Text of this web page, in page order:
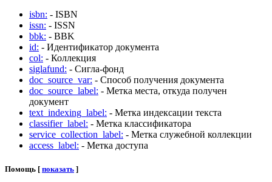
isbn: - ISBN
issn: - ISSN
bbk: - BBK
id: - Идентификатор документа
col: - Коллекция
siglafund: - Сигла-фонд
doc_source_var: - Способ получения документа
doc_source_label: - Метка места, откуда получен
документ
text_indexing_label: - Метка индексации текста
classifier_label: - Метка классификатора
service_collection_label: - Метка служебной коллекции
access_label: - Метка доступа
Помощь [ показать ]